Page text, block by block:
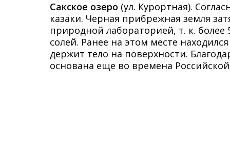
Сакское озеро (ул. Курортная).
казаки. Черная прибрежная земля
природной лабораторией, т. к.
солей. Ранее на этом месте
держит тело на поверхности.
основана еще во времена